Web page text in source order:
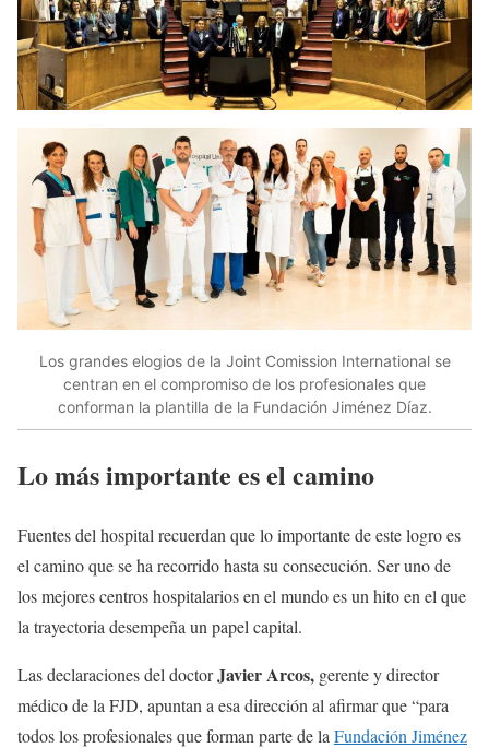
Los grandes elogios de la Joint Comission International se
centran en el compromiso de los profesionales que
conforman la plantilla de la Fundación Jiménez Díaz.
Lo más importante es el camino
Fuentes del hospital recuerdan que lo importante de este logro es
el camino que se ha recorrido hasta su consecución. Ser uno de
los mejores centros hospitalarios en el mundo es un hito en el que
la trayectoria desempeña un papel capital.
Las declaraciones del doctorJavier Arcos, gerente y director
médico de la FJD, apuntan a esa dirección al afirmar que “para
todos los profesionales que forman parte de la Fundación Jiménez